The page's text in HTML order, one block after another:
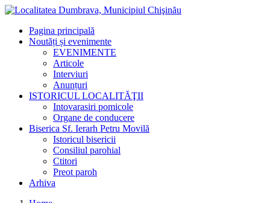
Pagina principală
Noutăți și evenimente
EVENIMENTE
Articole
Interviuri
Anunțuri
ISTORICUL LOCALITĂŢII
Intovarasiri pomicole
Organe de conducere
Biserica Sf. Ierarh Petru Movilă
Istoricul bisericii
Consiliul parohial
Ctitori
Preot paroh
Arhiva